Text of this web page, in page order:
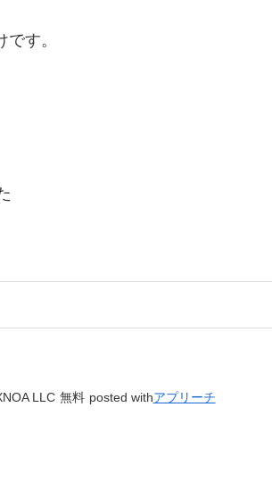
す。
LLC 無料 posted withアプリーチ